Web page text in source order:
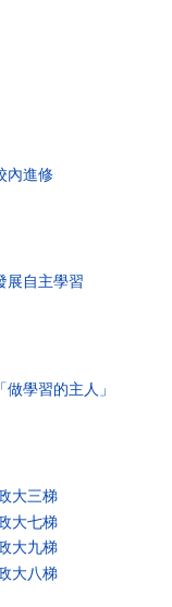
內進修
展自主學習
學習的主人」
大三梯
大七梯
大九梯
大八梯